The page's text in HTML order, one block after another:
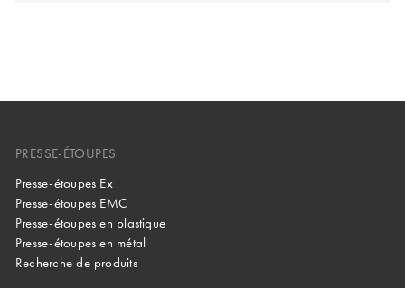
PRESSE-ÉTOUPES
Presse-étoupes Ex
Presse-étoupes EMC
Presse-étoupes en plastique
Presse-étoupes en métal
Recherche de produits